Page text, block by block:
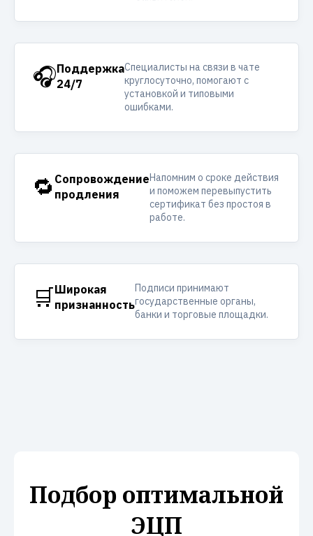
🎧Поддержка
24/7
Специалисты на связи в чате
круглосуточно, помогают с
установкой и типовыми
ошибками.
🔁 Сопровождение
продления
Напомним о сроке действия
и поможем перевыпустить
сертификат без простоя в
работе.
🛒Широкая
признанность
Подписи принимают
государственные органы,
банки и торговые площадки.
Подбор оптимальной
ЭЦП